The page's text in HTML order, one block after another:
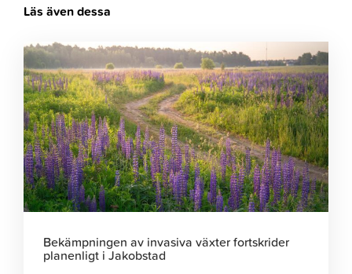
Läs även dessa
Klicka
för
att
läsa
artikeln
Bekämpningen av invasiva växter fortskrider
planenligt i Jakobstad